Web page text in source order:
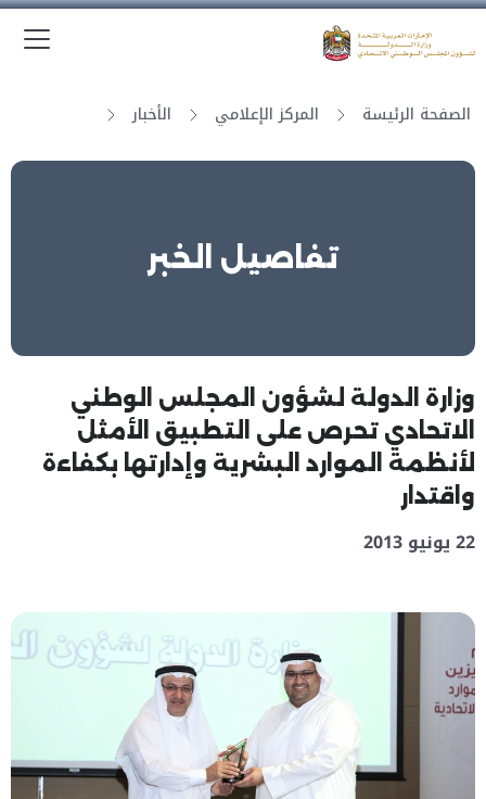
الصفحة الرئيسة المركز الإعلامي الأخبار
تفاصيل الخبر
وزارة الدولة لشؤون المجلس الوطني
الاتحادي تحرص على التطبيق الأمثل
لأنظمة الموارد البشرية وإدارتها بكفاءة
واقتدار
22 يونيو 2013